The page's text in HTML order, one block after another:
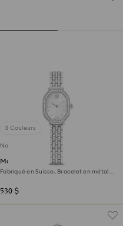
3 Couleurs
Nouveau
Montre Dextera octagon
Fabriqué en Suisse, Bracelet en métal,
530 $